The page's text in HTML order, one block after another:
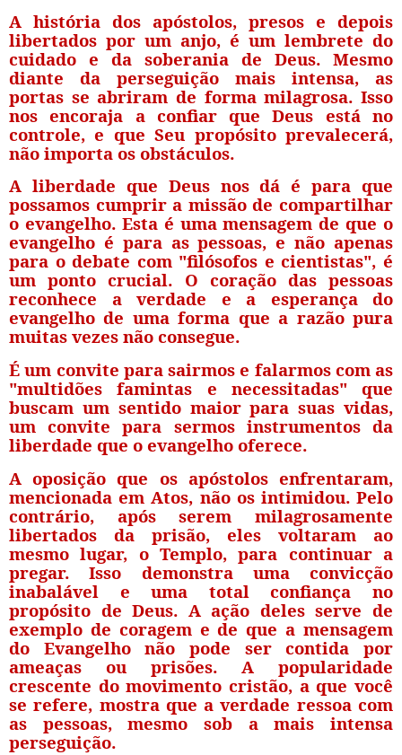
A história dos apóstolos, presos e depois
libertados por um anjo, é um lembrete do
cuidado e da soberania de Deus. Mesmo
diante da perseguição mais intensa, as
portas se abriram de forma milagrosa. Isso
nos encoraja a confiar que Deus está no
controle, e que Seu propósito prevalecerá,
não importa os obstáculos.
A liberdade que Deus nos dá é para que
possamos cumprir a missão de compartilhar
o evangelho. Esta é uma mensagem de que o
evangelho é para as pessoas, e não apenas
para o debate com "filósofos e cientistas", é
um ponto crucial. O coração das pessoas
reconhece a verdade e a esperança do
evangelho de uma forma que a razão pura
muitas vezes não consegue.
É um convite para sairmos e falarmos com as
"multidões famintas e necessitadas" que
buscam um sentido maior para suas vidas,
um convite para sermos instrumentos da
liberdade que o evangelho oferece.
A oposição que os apóstolos enfrentaram,
mencionada em Atos, não os intimidou. Pelo
contrário, após serem milagrosamente
libertados da prisão, eles voltaram ao
mesmo lugar, o Templo, para continuar a
pregar. Isso demonstra uma convicção
inabalável e uma total confiança no
propósito de Deus. A ação deles serve de
exemplo de coragem e de que a mensagem
do Evangelho não pode ser contida por
ameaças ou prisões. A popularidade
crescente do movimento cristão, a que você
se refere, mostra que a verdade ressoa com
as pessoas, mesmo sob a mais intensa
perseguição.